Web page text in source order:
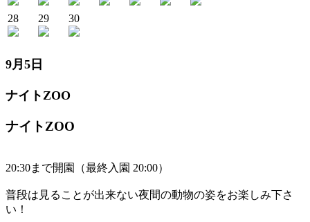
28 29 30
9月5日
ナイトZOO
ナイトZOO
20:30まで開園（最終入園 20:00）
普段は見ることが出来ない夜間の動物の姿をお楽しみ下さ
い！